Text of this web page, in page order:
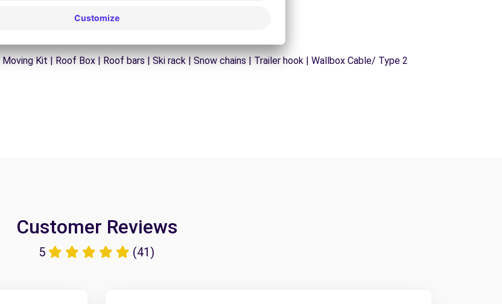
Kit | Roof Box | Roof bars | Ski rack | Snow chains | Trailer hook | Wallbox Cable/ Type 2
Customer Reviews
5 (41)